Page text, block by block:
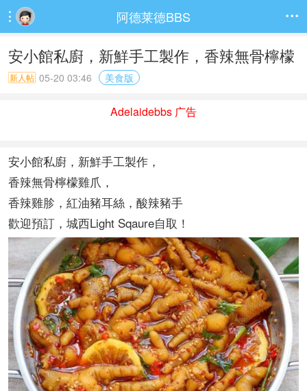
 阿德莱德BBS 
安小館私廚，新鮮手工製作，香辣無骨檸檬
新人帖 05-20 03:46 美食版
Adelaidebbs 广告
安小館私廚，新鮮手工製作，
香辣無骨檸檬雞爪，
香辣雞胗，紅油豬耳絲，酸辣豬手
歡迎預訂，城西Light Sqaure自取！